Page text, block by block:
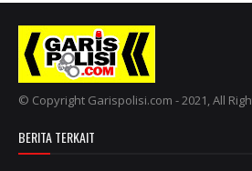
© Copyright Garispolisi.com - 2021, All
BERITA TERKAIT